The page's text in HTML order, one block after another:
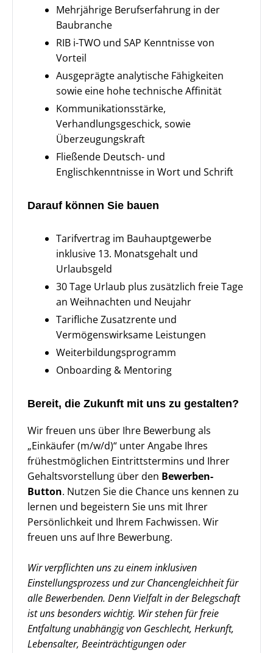
Mehrjährige Berufserfahrung in der
Baubranche
RIB i-TWO und SAP Kenntnisse von
Vorteil
Ausgeprägte analytische Fähigkeiten
sowie eine hohe technische Affinität
Kommunikationsstärke,
Verhandlungsgeschick, sowie
Überzeugungskraft
Fließende Deutsch- und
Englischkenntnisse in Wort und Schrift
Darauf können Sie bauen
Tarifvertrag im Bauhauptgewerbe
inklusive 13. Monatsgehalt und
Urlaubsgeld
30 Tage Urlaub plus zusätzlich freie Tage
an Weihnachten und Neujahr
Tarifliche Zusatzrente und
Vermögenswirksame Leistungen
Weiterbildungsprogramm
Onboarding & Mentoring
Bereit, die Zukunft mit uns zu gestalten?
Wir freuen uns über Ihre Bewerbung als
„Einkäufer (m/w/d)“ unter Angabe Ihres
frühestmöglichen Eintrittstermins und Ihrer
Gehaltsvorstellung über den Bewerben-
Button. Nutzen Sie die Chance uns kennen zu
lernen und begeistern Sie uns mit Ihrer
Persönlichkeit und Ihrem Fachwissen. Wir
freuen uns auf Ihre Bewerbung.
Wir verpflichten uns zu einem inklusiven
Einstellungsprozess und zur Chancengleichheit für
alle Bewerbenden. Denn Vielfalt in der Belegschaft
ist uns besonders wichtig. Wir stehen für freie
Entfaltung unabhängig von Geschlecht, Herkunft,
Lebensalter, Beeinträchtigungen oder